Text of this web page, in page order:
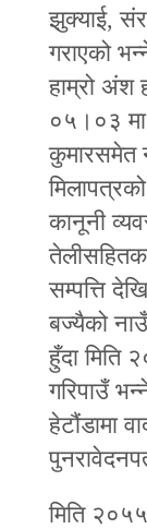
झुक्याई,
गराएको
हाम्रो अंश
०५।०३ मा
कुमारसमेत
कानूनी
सम्पत्ति
बज्यैको
हुँदा मिति
गरिपाउँ
हेटौंडामा
मिति